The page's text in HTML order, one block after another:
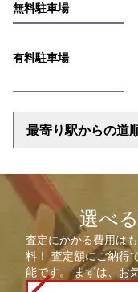
無料駐車場
有料駐車場
最寄り駅からの道
選べる
査定にかかる費用は
料！ 査定額にご納得
能です。 まずは、お